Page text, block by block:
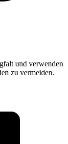
und verwenden
zu vermeiden.